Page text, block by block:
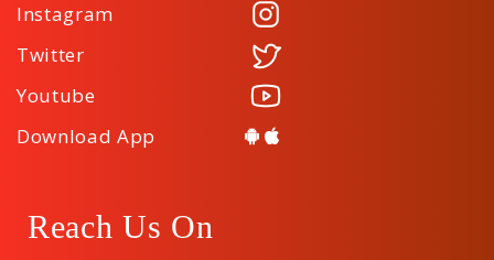
Instagram
Twitter
Youtube
Download App
Reach Us On